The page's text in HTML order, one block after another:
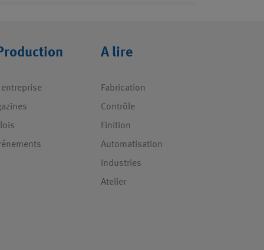
A lire
Fabrication
Contrôle
Finition
Automatisation
Industries
Atelier